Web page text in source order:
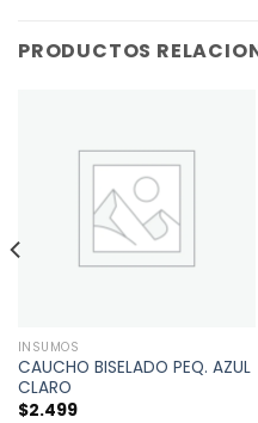
PRODUCTOS
INSUMOS
CAUCHO BISELADO PEQ. AZUL
CLARO
$2.499